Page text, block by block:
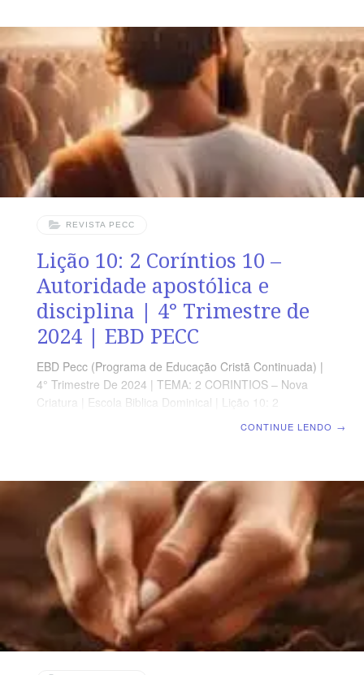
página. ORIENTAÇÃO PEDAGÓGICA Em 2 Coríntios 11
há 33 versos. Sugerimos começar a aula lendo, com os
alunos, 2 Coríntios 11.1-15 (2 a 3 min.). A
REVISTA PECC
Lição 10: 2 Coríntios 10 –
Autoridade apostólica e
disciplina | 4° Trimestre de
2024 | EBD PECC
EBD Pecc (Programa de Educação Cristã Continuada) |
4° Trimestre De 2024 | TEMA: 2 CORINTIOS – Nova
Criatura | Escola Biblica Dominical | Lição 10: 2
página. ORIENTAÇÃO PEDAGÓGICA Em 2 Coríntios 10
há 18 versos. Sugerimos começar a aula lendo, com os
alunos, 2 Coríntios 10.1-18 (5 a 7 min.). A
CONTINUE LENDO →